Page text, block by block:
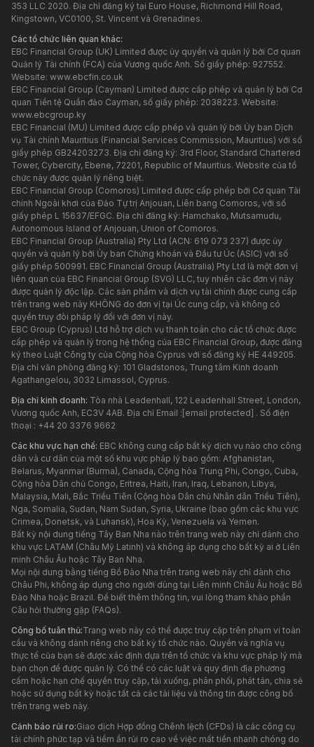
353 LLC 2020. Địa chỉ đăng ký tại Euro House, Richmond Hill Road,
Kingstown, VC0100, St. Vincent và Grenadines.
Các tổ chức liên quan khác:
EBC Financial Group (UK) Limited được ủy quyền và quản lý bởi Cơ quan
Quản lý Tài chính (FCA) của Vương quốc Anh. Số giấy phép: 927552.
Website: www.ebcfin.co.uk
EBC Financial Group (Cayman) Limited được cấp phép và quản lý bởi Cơ
quan Tiền tệ Quần đảo Cayman, số giấy phép: 2038223. Website:
www.ebcgroup.ky
EBC Financial (MU) Limited được cấp phép và quản lý bởi Ủy ban Dịch
vụ Tài chính Mauritius (Financial Services Commission, Mauritius) với số
giấy phép GB24203273. Địa chỉ đăng ký: 3rd Floor, Standard Chartered
Tower, Cybercity, Ebene, 72201, Republic of Mauritius. Website của tổ
chức này được quản lý riêng biệt.
EBC Financial Group (Comoros) Limited được cấp phép bởi Cơ quan Tài
chính Ngoài khơi của Đảo Tự trị Anjouan, Liên bang Comoros, với số
giấy phép L 15637/EFGC. Địa chỉ đăng ký: Hamchako, Mutsamudu,
Autonomous Island of Anjouan, Union of Comoros.
EBC Financial Group (Australia) Pty Ltd (ACN: 619 073 237) được ủy
quyền và quản lý bởi Ủy ban Chứng khoán và Đầu tư Úc (ASIC) với số
giấy phép 500991. EBC Financial Group (Australia) Pty Ltd là một đơn vị
liên quan của EBC Financial Group (SVG) LLC, tuy nhiên các đơn vị này
được quản lý độc lập. Các sản phẩm và dịch vụ tài chính được cung cấp
trên trang web này KHÔNG do đơn vị tại Úc cung cấp, và không có
quyền truy đòi pháp lý đối với đơn vị này.
EBC Group (Cyprus) Ltd hỗ trợ dịch vụ thanh toán cho các tổ chức được
cấp phép và quản lý trong hệ thống của EBC Financial Group, được đăng
ký theo Luật Công ty của Cộng hòa Cyprus với số đăng ký HE 449205.
Địa chỉ văn phòng đăng ký: 101 Gladstonos, Trung tâm Kinh doanh
Agathangelou, 3032 Limassol, Cyprus.
Địa chỉ kinh doanh: Tòa nhà Leadenhall, 122 Leadenhall Street, London,
Vương quốc Anh, EC3V 4AB. Địa chỉ Email : [email protected] . Số điện
thoại : +44 20 3376 9662
Các khu vực hạn chế: EBC không cung cấp bất kỳ dịch vụ nào cho công
dân và cư dân của một số khu vực pháp lý bao gồm: Afghanistan,
Belarus, Myanmar (Burma), Canada, Cộng hòa Trung Phi, Congo, Cuba,
Cộng hòa Dân chủ Congo, Eritrea, Haiti, Iran, Iraq, Lebanon, Libya,
Malaysia, Mali, Bắc Triều Tiên (Cộng hòa Dân chủ Nhân dân Triều Tiên),
Nga, Somalia, Sudan, Nam Sudan, Syria, Ukraine (bao gồm các khu vực
Crimea, Donetsk, và Luhansk), Hoa Kỳ, Venezuela và Yemen.
Bất kỳ nội dung tiếng Tây Ban Nha nào trên trang web này chỉ dành cho
khu vực LATAM (Châu Mỹ Latinh) và không áp dụng cho bất kỳ ai ở Liên
minh Châu Âu hoặc Tây Ban Nha.
Mọi nội dung bằng tiếng Bồ Đào Nha trên trang web này chỉ dành cho
Châu Phi, không áp dụng cho người dùng tại Liên minh Châu Âu hoặc Bồ
Đào Nha hoặc Brazil. Để biết thêm thông tin, vui lòng tham khảo phần
Câu hỏi thường gặp (FAQs).
Công bố tuân thủ:Trang web này có thể được truy cập trên phạm vi toàn
cầu và không dành riêng cho bất kỳ tổ chức nào. Quyền và nghĩa vụ
thực tế của bạn sẽ được xác định dựa trên tổ chức và khu vực pháp lý mà
bạn chọn để được quản lý. Có thể có các luật và quy định địa phương
cấm hoặc hạn chế quyền truy cập, tải xuống, phân phối, phát tán, chia sẻ
hoặc sử dụng bất kỳ hoặc tất cả các tài liệu và thông tin được công bố
trên trang web này.
Cảnh báo rủi ro:Giao dịch Hợp đồng Chênh lệch (CFDs) là các công cụ
tài chính phức tạp và tiềm ẩn rủi ro cao về việc mất tiền nhanh chóng do